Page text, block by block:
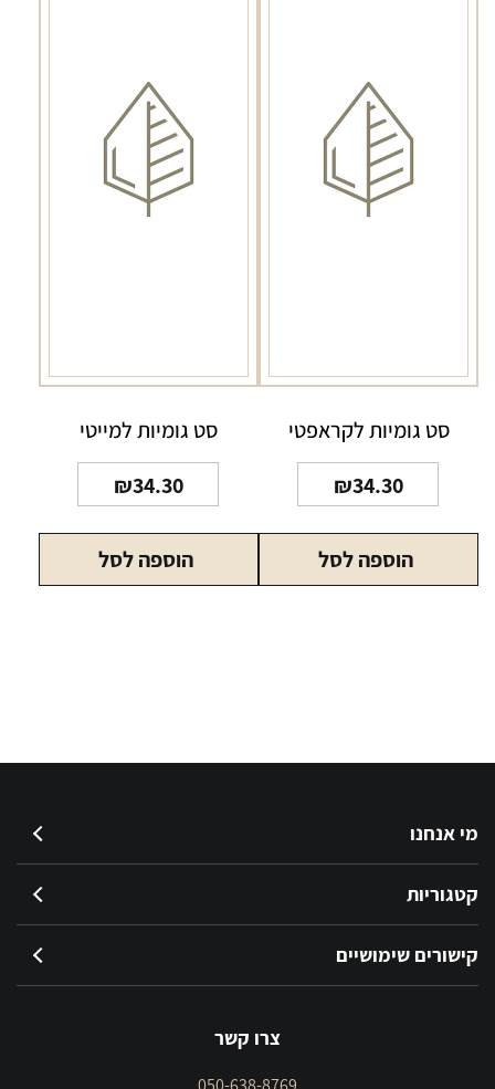
סט גומיות לקראפטי
₪34.30
הוספה לסל
סט גומיות למייטי
₪34.30
הוספה לסל
מי אנחנו
קטגוריות
קישורים שימושיים
צרו קשר